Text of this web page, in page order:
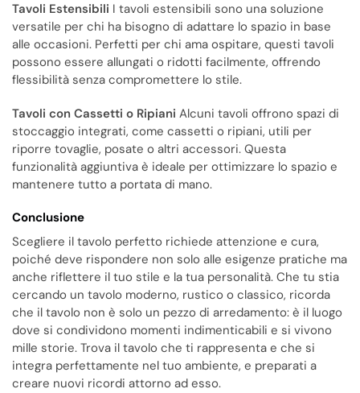
Tavoli Estensibili I tavoli estensibili sono una soluzione
versatile per chi ha bisogno di adattare lo spazio in base
alle occasioni. Perfetti per chi ama ospitare, questi tavoli
possono essere allungati o ridotti facilmente, offrendo
flessibilità senza compromettere lo stile.
Tavoli con Cassetti o Ripiani Alcuni tavoli offrono spazi di
stoccaggio integrati, come cassetti o ripiani, utili per
riporre tovaglie, posate o altri accessori. Questa
funzionalità aggiuntiva è ideale per ottimizzare lo spazio e
mantenere tutto a portata di mano.
Conclusione
Scegliere il tavolo perfetto richiede attenzione e cura,
poiché deve rispondere non solo alle esigenze pratiche ma
anche riflettere il tuo stile e la tua personalità. Che tu stia
cercando un tavolo moderno, rustico o classico, ricorda
che il tavolo non è solo un pezzo di arredamento: è il luogo
dove si condividono momenti indimenticabili e si vivono
mille storie. Trova il tavolo che ti rappresenta e che si
integra perfettamente nel tuo ambiente, e preparati a
creare nuovi ricordi attorno ad esso.